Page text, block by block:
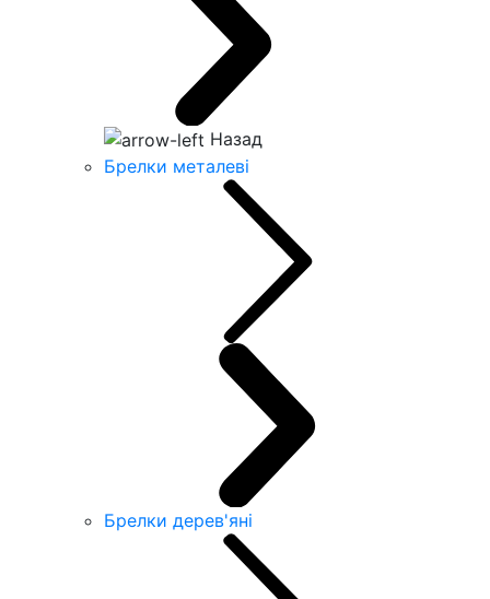
Назад
Брелки металеві
Брелки дерев'яні